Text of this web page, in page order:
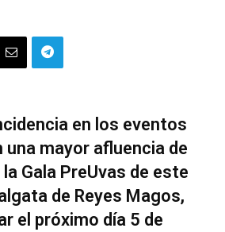
en los eventos
una mayor afluencia de
Gala PreUvas de este
de Reyes Magos,
el próximo día 5 de